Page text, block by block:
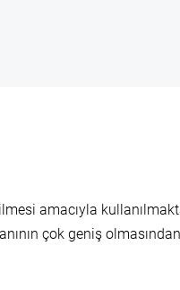
amacıyla
çok geniş